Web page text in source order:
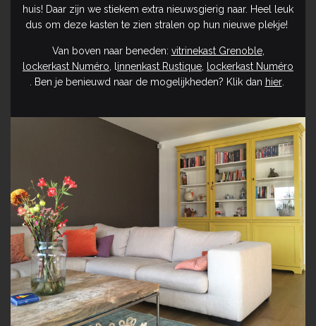
huis! Daar zijn we stiekem extra nieuwsgierig naar. Heel leuk
dus om deze kasten te zien stralen op hun nieuwe plekje!
Van boven naar beneden: vitrinekast Grenoble,
lockerkast Numéro
innenkast Rustique
lockerkast Numéro
. Ben je benieuwd naar de mogelijkheden? Klik dan hier.